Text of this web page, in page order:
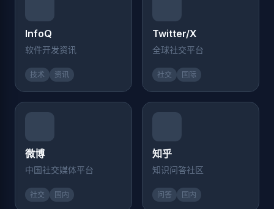
InfoQ
软件开发资讯
技术 资讯
Twitter/X
全球社交平台
社交 国际
微博
中国社交媒体平台
社交 国内
知乎
知识问答社区
问答 国内